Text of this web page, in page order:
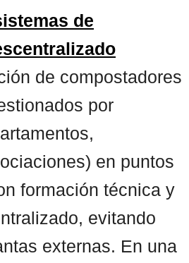
de
de compostadores
por
en puntos
formación técnica y
evitando
externas. En una